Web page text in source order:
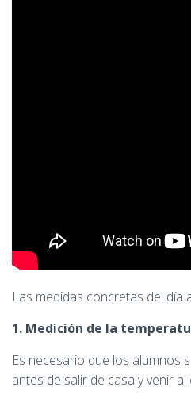
Las medidas concretas del día
1. Medición de la
Es necesario que los alumnos
antes de salir de casa y venir al